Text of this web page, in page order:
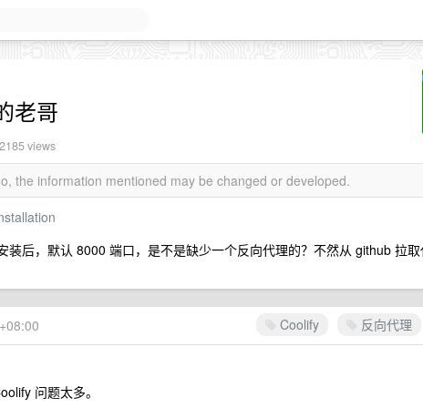
老哥
2185 views
the information mentioned may be changed or developed.
装后，默认 8000 端口，是不是缺少一个反向代理的？不然从 github 拉
Coolify 反向代理
问题太多。